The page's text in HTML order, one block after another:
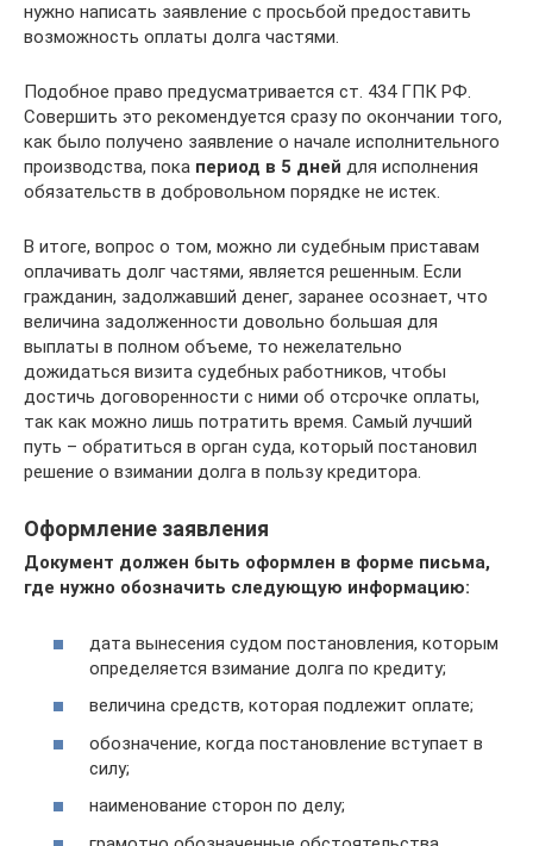
нужно написать заявление с просьбой предоставить
возможность оплаты долга частями.
Подобное право предусматривается ст. 434 ГПК РФ.
Совершить это рекомендуется сразу по окончании того,
как было получено заявление о начале исполнительного
производства, пока период в 5 дней для исполнения
обязательств в добровольном порядке не истек.
В итоге, вопрос о том, можно ли судебным приставам
оплачивать долг частями, является решенным. Если
гражданин, задолжавший денег, заранее осознает, что
величина задолженности довольно большая для
выплаты в полном объеме, то нежелательно
дожидаться визита судебных работников, чтобы
достичь договоренности с ними об отсрочке оплаты,
так как можно лишь потратить время. Самый лучший
путь – обратиться в орган суда, который постановил
решение о взимании долга в пользу кредитора.
Оформление заявления
Документ должен быть оформлен в форме письма,
где нужно обозначить следующую информацию:
дата вынесения судом постановления, которым
определяется взимание долга по кредиту;
величина средств, которая подлежит оплате;
обозначение, когда постановление вступает в
силу;
наименование сторон по делу;